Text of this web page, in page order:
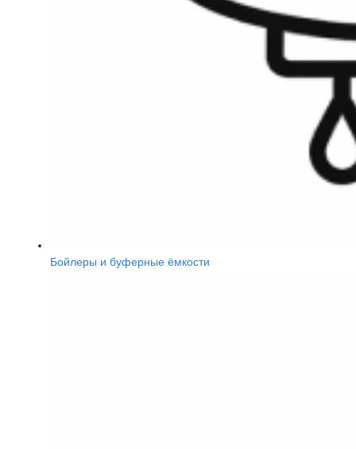
Бойлеры и буферные ёмкости